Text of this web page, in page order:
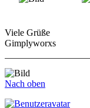
Viele Grüße
Gimplyworxs
Nach oben